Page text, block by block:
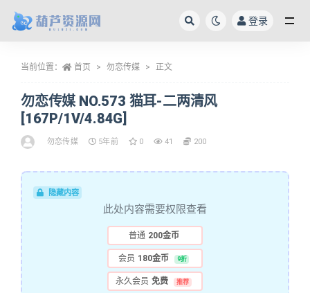
登录
当前位置： 首页 勿恋传媒 正文
勿恋传媒 NO.573 猫耳-二两清风
[167P/1V/4.84G]
勿恋传媒 5年前 0 41 200
隐藏内容
此处内容需要权限查看
普通 200金币
会员 180金币 9折
永久会员 免费 推荐